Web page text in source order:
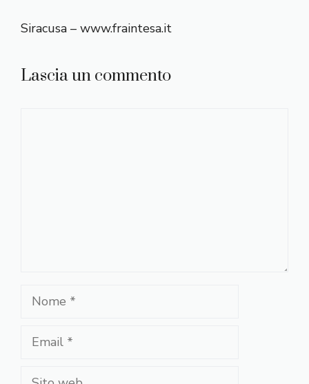
Siracusa – www.fraintesa.it
Lascia un commento
Nome
Email
Sito